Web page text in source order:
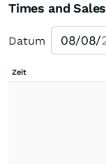
Times and Sales
Datum
Zeit